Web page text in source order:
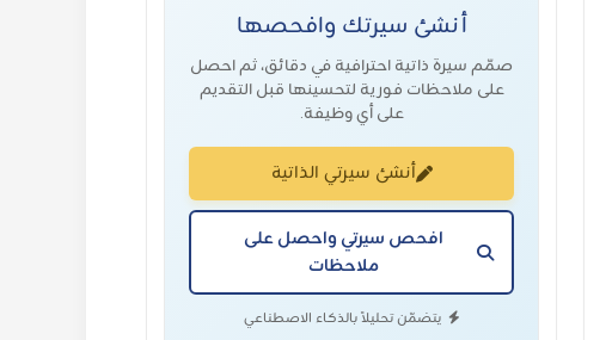
أنشئ سيرتك وافحصها
صمّم سيرة ذاتية احترافية في دقائق، ثم احصل
على ملاحظات فورية لتحسينها قبل التقديم
على أي وظيفة.
أنشئ سيرتي الذاتية
افحص سيرتي واحصل على
ملاحظات
يتضمّن تحليلاً بالذكاء الاصطناعي